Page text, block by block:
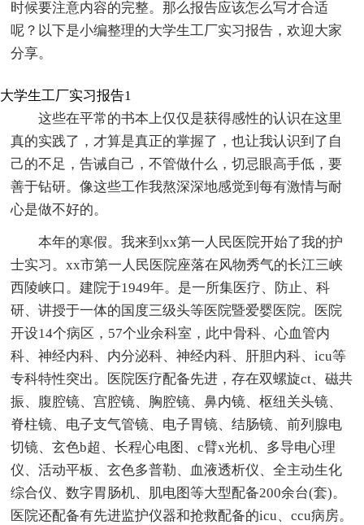
时候要注意内容的完整。那么报告应该怎么写才合适
呢？以下是小编整理的大学生工厂实习报告，欢迎大家
分享。
大学生工厂实习报告1
这些在平常的书本上仅仅是获得感性的认识在这里
真的实践了，才算是真正的掌握了，也让我认识到了自
己的不足，告诫自己，不管做什么，切忌眼高手低，要
善于钻研。像这些工作我熬深深地感觉到每有激情与耐
心是做不好的。
本年的寒假。我来到xx第一人民医院开始了我的护
士实习。xx市第一人民医院座落在风物秀气的长江三峡
西陵峡口。建院于1949年。是一所集医疗、防止、科
研、讲授于一体的国度三级头等医院暨爱婴医院。医院
开设14个病区，57个业余科室，此中骨科、心血管内
科、神经内科、内分泌科、神经内科、肝胆内科、icu等
专科特性突出。医院医疗配备先进，存在双螺旋ct、磁共
振、腹腔镜、宫腔镜、胸腔镜、鼻内镜、枢纽关头镜、
脊柱镜、电子支气管镜、电子胃镜、结肠镜、前列腺电
切镜、玄色b超、长程心电图、c臂x光机、多导电心理
仪、活动平板、玄色多普勒、血液透析仪、全主动生化
综合仪、数字胃肠机、肌电图等大型配备200余台(套)。
医院还配备有先进监护仪器和抢救配备的icu、ccu病房。